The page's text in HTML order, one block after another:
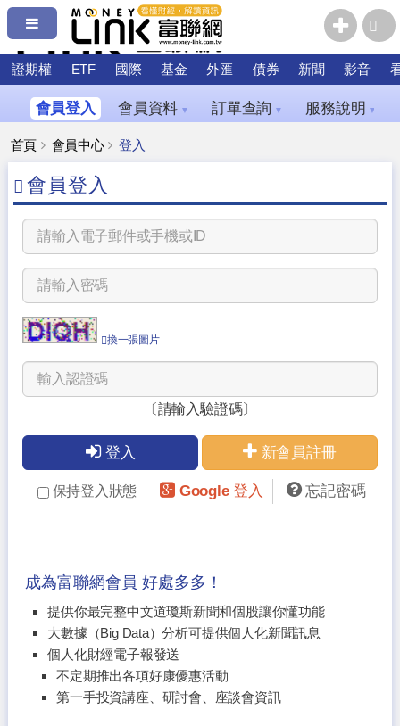
證期權 ETF 國際 基金 外匯 債券 新聞 影音
會員登入 會員資料 ▼ 訂單查詢 ▼ 服務說明 ▼
首頁 會員中心 登入
會員登入
換一張圖片
〔請輸入驗證碼〕
登入 新會員註冊
保持登入狀態 Google 登入 忘記密碼
成為富聯網會員 好處多多！
提供你最完整中文道瓊斯新聞和個股讓你懂功能
大數據（Big Data）分析可提供個人化新聞訊息
個人化財經電子報發送
不定期推出各項好康優惠活動
第一手投資講座、研討會、座談會資訊